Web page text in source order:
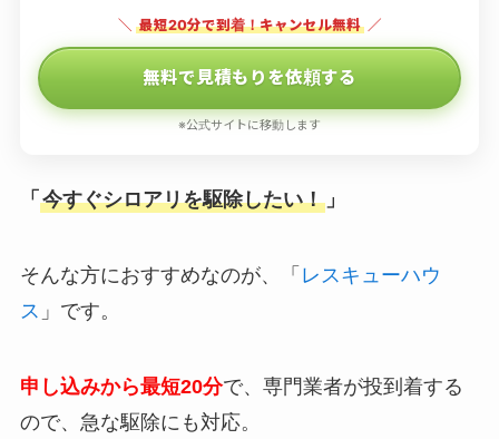
＼ 最短20分で到着！キャンセル無料 ／
無料で見積もりを依頼する
※公式サイトに移動します
「 今すぐシロアリを駆除したい！」
そんな方におすすめなのが、「 レスキューハウ
ス 」です。
申し込みから最短20分で、専門業者が投到着する
ので、急な駆除にも対応。